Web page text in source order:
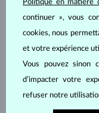
Politique en matière
continuer », vous
cookies, nous
et votre expérience
Vous pouvez sinon
d’impacter votre
refuser notre